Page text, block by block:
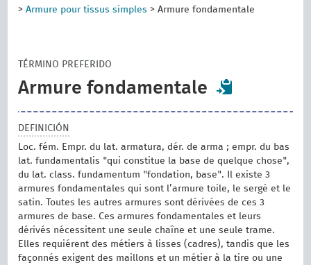
>Armure pour tissus simples >Armure fondamentale
TÉRMINO PREFERIDO
Armure fondamentale
DEFINICIÓN
Loc. fém. Empr. du lat. armatura, dér. de arma ; empr. du bas
lat. fundamentalis "qui constitue la base de quelque chose",
du lat. class. fundamentum "fondation, base". Il existe 3
armures fondamentales qui sont l’armure toile, le sergé et le
satin. Toutes les autres armures sont dérivées de ces 3
armures de base. Ces armures fondamentales et leurs
dérivés nécessitent une seule chaîne et une seule trame.
Elles requiérent des métiers à lisses (cadres), tandis que les
façonnés exigent des maillons et un métier à la tire ou une